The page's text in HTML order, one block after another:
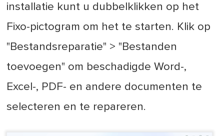
installatie kunt u dubbelklikken op het
Fixo-pictogram om het te starten. Klik op
"Bestandsreparatie" > "Bestanden
toevoegen" om beschadigde Word-,
Excel-, PDF- en andere documenten te
selecteren en te repareren.